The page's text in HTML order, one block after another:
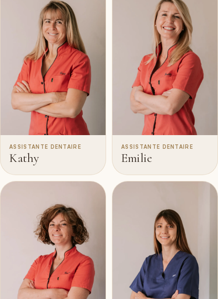
ASSISTANTE DENTAIRE
Kathy
ASSISTANTE DENTAIRE
Emilie